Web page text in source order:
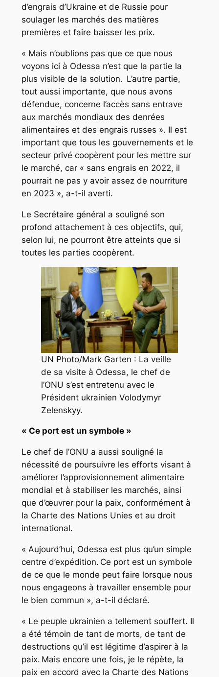
d’engrais d’Ukraine et de Russie pour
soulager les marchés des matières
premières et faire baisser les prix.
« Mais n’oublions pas que ce que nous
voyons ici à Odessa n’est que la partie la
plus visible de la solution. L’autre partie,
tout aussi importante, que nous avons
défendue, concerne l’accès sans entrave
aux marchés mondiaux des denrées
alimentaires et des engrais russes ». Il est
important que tous les gouvernements et le
secteur privé coopèrent pour les mettre sur
le marché, car « sans engrais en 2022, il
pourrait ne pas y avoir assez de nourriture
en 2023 », a-t-il averti.
Le Secrétaire général a souligné son
profond attachement à ces objectifs, qui,
selon lui, ne pourront être atteints que si
toutes les parties coopèrent.
UN Photo/Mark Garten : La veille
de sa visite à Odessa, le chef de
l’ONU s’est entretenu avec le
Président ukrainien Volodymyr
Zelenskyy.
« Ce port est un symbole »
Le chef de l’ONU a aussi souligné la
nécessité de poursuivre les efforts visant à
améliorer l’approvisionnement alimentaire
mondial et à stabiliser les marchés, ainsi
que d’œuvrer pour la paix, conformément à
la Charte des Nations Unies et au droit
international.
« Aujourd’hui, Odessa est plus qu’un simple
centre d’expédition. Ce port est un symbole
de ce que le monde peut faire lorsque nous
nous engageons à travailler ensemble pour
le bien commun », a-t-il déclaré.
« Le peuple ukrainien a tellement souffert. Il
a été témoin de tant de morts, de tant de
destructions qu’il est légitime d’aspirer à la
paix. Mais encore une fois, je le répète, la
paix en accord avec la Charte des Nations